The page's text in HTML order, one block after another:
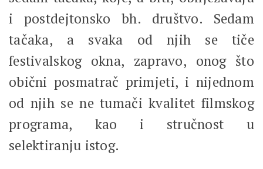
i postdejtonsko bh. društvo. Sedam
tačaka, a svaka od njih se tiče
festivalskog okna, zapravo, onog što
obični posmatrač primjeti, i nijednom
od njih se ne tumači kvalitet filmskog
programa, kao i stručnost u
selektiranju istog.